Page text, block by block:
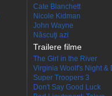
Cate Blanchett
Nicole Kidman
John Wayne
Născuţi azi
Trailere filme
The Girl in the River
Virginia Woolf's Night &
Super Troopers 3
Don't Say Good Luck